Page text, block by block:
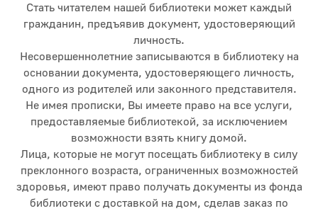
Стать читателем нашей библиотеки может каждый
гражданин, предъявив документ, удостоверяющий
личность.
Несовершеннолетние записываются в библиотеку на
основании документа, удостоверяющего личность,
одного из родителей или законного представителя.
Не имея прописки, Вы имеете право на все услуги,
предоставляемые библиотекой, за исключением
возможности взять книгу домой.
Лица, которые не могут посещать библиотеку в силу
преклонного возраста, ограниченных возможностей
здоровья, имеют право получать документы из фонда
библиотеки с доставкой на дом, сделав заказ по